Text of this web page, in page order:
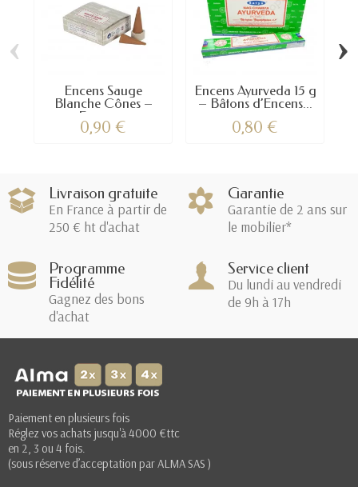
Encens Sauge
Blanche Cônes –
Encens...
0,90 €
Encens Ayurveda 15 g
– Bâtons d’Encens...
0,80 €
‹ ›
Livraison gratuite
En France à partir de
250 € ht d'achat
Garantie
Garantie de 2 ans sur
le mobilier*
Programme
Fidélité
Gagnez des bons
d'achat
Service client
Du lundi au vendredi
de 9h à 17h
Paiement en plusieurs fois
Réglez vos achats jusqu'à 4000 €ttc
en 2, 3 ou 4 fois.
(sous réserve d’acceptation par ALMA SAS )